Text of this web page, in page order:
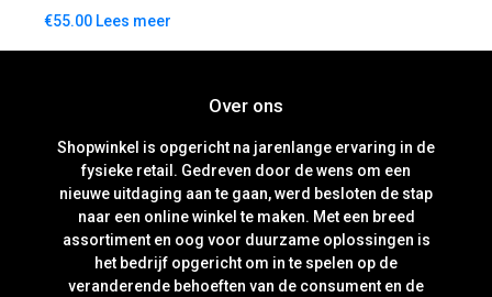
€55.00 Lees meer
Over ons
Shopwinkel is opgericht na jarenlange ervaring in de
fysieke retail. Gedreven door de wens om een
nieuwe uitdaging aan te gaan, werd besloten de stap
naar een online winkel te maken. Met een breed
assortiment en oog voor duurzame oplossingen is
het bedrijf opgericht om in te spelen op de
veranderende behoeften van de consument en de